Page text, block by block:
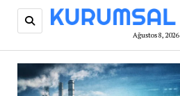
Ağustos 8, 2026